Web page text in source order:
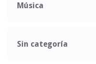
Música
Sin categoría